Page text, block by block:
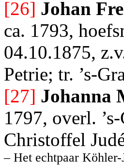
[26] Johan
ca. 1793,
04.10.1875,
Petrie; tr. ’s-
[27] Johanna
1797, overl.
Christoffel
– Het echtpaar